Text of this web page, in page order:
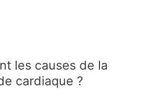
les causes de la
cardiaque ?